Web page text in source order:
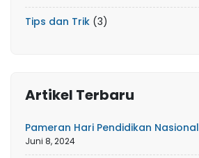
Tips dan Trik (3)
Artikel Terbaru
Pameran Hari Pendidikan Nasional
Juni 8, 2024